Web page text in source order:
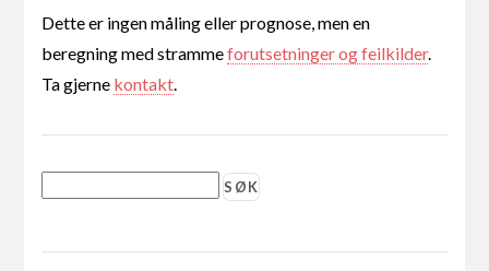
Dette er ingen måling eller prognose, men en
beregning med strammeforutsetninger og feilkilder.
Ta gjerne kontakt.